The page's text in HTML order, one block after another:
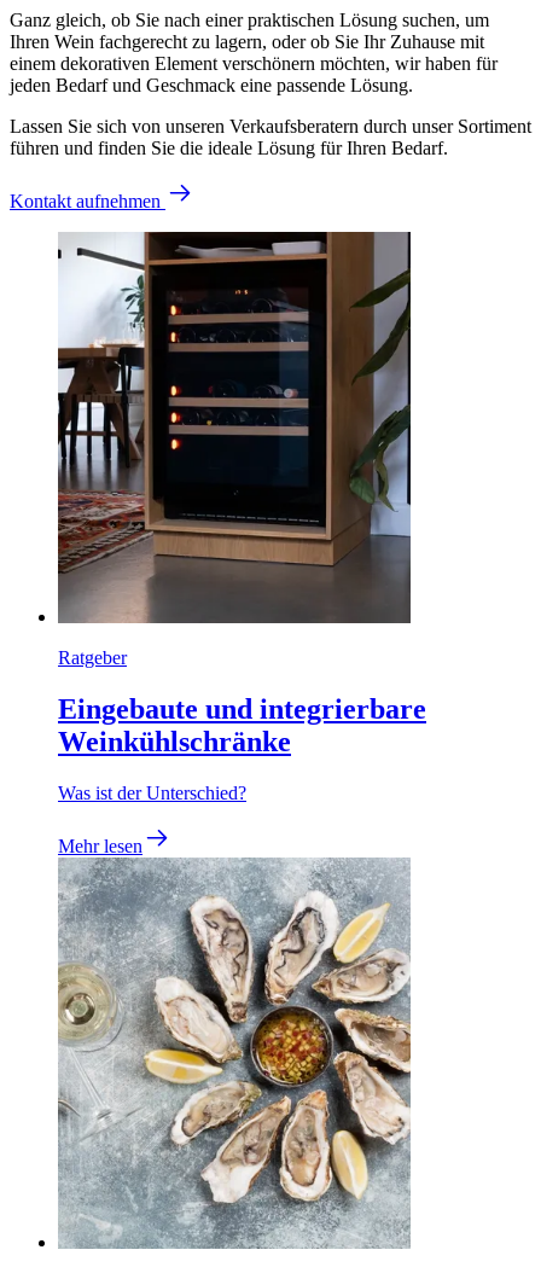
Ganz gleich, ob Sie nach einer praktischen Lösung suchen, um
Ihren Wein fachgerecht zu lagern, oder ob Sie Ihr Zuhause mit
einem dekorativen Element verschönern möchten, wir haben für
jeden Bedarf und Geschmack eine passende Lösung.
Lassen Sie sich von unseren Verkaufsberatern durch unser Sortiment
führen und finden Sie die ideale Lösung für Ihren Bedarf.
Kontakt aufnehmen
Ratgeber
Eingebaute und integrierbare
Weinkühlschränke
Was ist der Unterschied?
Mehr lesen